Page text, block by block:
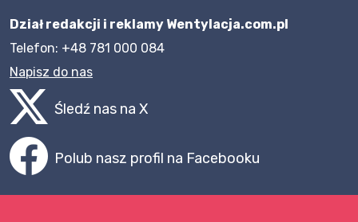
Dział redakcji i reklamy Wentylacja.com.pl
Telefon: +48 781 000 084
Napisz do nas
Śledź nas na X
Polub nasz profil na Facebooku